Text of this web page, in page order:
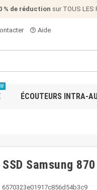
% de réduction sur TOUS LES
help_outline Aide
ÉCOUTEURS INTRA-
Samsung 870
6570323e01917c856d54b3c9